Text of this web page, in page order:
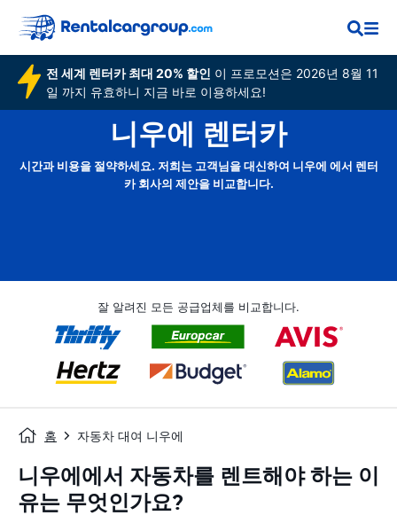
전 세계 렌터카 최대 20% 할인 이 프로모션은 2026년 8월 11
일 까지 유효하니 지금 바로 이용하세요!
니우에 렌터카
시간과 비용을 절약하세요. 저희는 고객님을 대신하여 니우에 에서 렌터
카 회사의 제안을 비교합니다.
잘 알려진 모든 공급업체를 비교합니다.
홈 자동차 대여 니우에
니우에에서 자동차를 렌트해야 하는 이
유는 무엇인가요?